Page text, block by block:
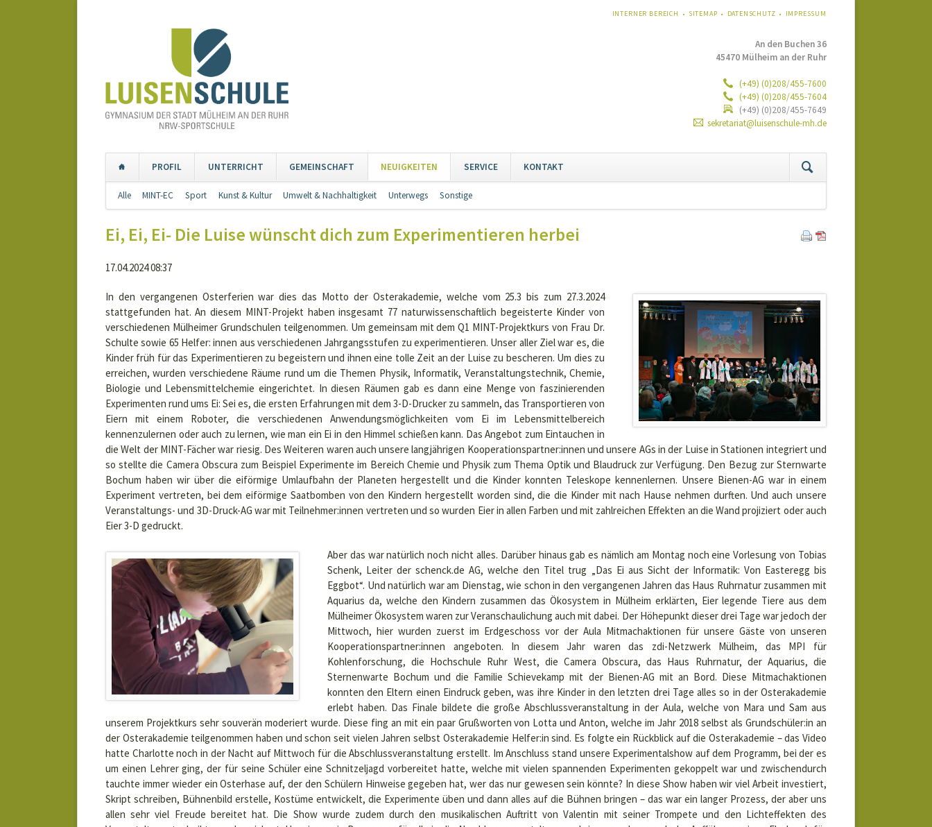
NAVIGATION
INTERNER BEREICH SITEMAP DATENSCHUTZ IMPRESSUM
An den Buchen 36
45470 Mülheim an der Ruhr
(+49) (0)208/455-7600
(+49) (0)208/455-7604
(+49) (0)208/455-7649
sekretariat@luisenschule-mh.de
überspringen
PROFIL UNTERRICHT GEMEINSCHAFT NEUIGKEITEN SERVICE KONTAKT
überspringen
Alle MINT-EC Sport Kunst & Kultur Umwelt & Nachhaltigkeit Unterwegs Sonstige
Ei, Ei, Ei- Die Luise wünscht dich zum Experimentieren herbei
17.04.2024 08:37
In den vergangenen Osterferien war dies das Motto der Osterakademie, welche vom 25.3 bis zum 27.3.2024
stattgefunden hat. An diesem MINT-Projekt haben insgesamt 77 naturwissenschaftlich begeisterte Kinder von
verschiedenen Mülheimer Grundschulen teilgenommen. Um gemeinsam mit dem Q1 MINT-Projektkurs von Frau Dr.
Schulte sowie 65 Helfer: innen aus verschiedenen Jahrgangsstufen zu experimentieren. Unser aller Ziel war es, die
Kinder früh für das Experimentieren zu begeistern und ihnen eine tolle Zeit an der Luise zu bescheren. Um dies zu
erreichen, wurden verschiedene Räume rund um die Themen Physik, Informatik, Veranstaltungstechnik, Chemie,
Biologie und Lebensmittelchemie eingerichtet. In diesen Räumen gab es dann eine Menge von faszinierenden
Experimenten rund ums Ei: Sei es, die ersten Erfahrungen mit dem 3-D-Drucker zu sammeln, das Transportieren von
Eiern mit einem Roboter, die verschiedenen Anwendungsmöglichkeiten vom Ei im Lebensmittelbereich
kennenzulernen oder auch zu lernen, wie man ein Ei in den Himmel schießen kann. Das Angebot zum Eintauchen in
die Welt der MINT-Fächer war riesig. Des Weiteren waren auch unsere langjährigen Kooperationspartner:innen und unsere AGs in der Luise in Stationen integriert und
so stellte die Camera Obscura zum Beispiel Experimente im Bereich Chemie und Physik zum Thema Optik und Blaudruck zur Verfügung. Den Bezug zur Sternwarte
Bochum haben wir über die eiförmige Umlaufbahn der Planeten hergestellt und die Kinder konnten Teleskope kennenlernen. Unsere Bienen-AG war in einem
Experiment vertreten, bei dem eiförmige Saatbomben von den Kindern hergestellt worden sind, die die Kinder mit nach Hause nehmen durften. Und auch unsere
Veranstaltungs- und 3D-Druck-AG war mit Teilnehmer:innen vertreten und so wurden Eier in allen Farben und mit zahlreichen Effekten an die Wand projiziert oder auch
Eier 3-D gedruckt.
Aber das war natürlich noch nicht alles. Darüber hinaus gab es nämlich am Montag noch eine Vorlesung von Tobias
Schenk, Leiter der schenck.de AG, welche den Titel trug „Das Ei aus Sicht der Informatik: Von Easteregg bis
Eggbot“. Und natürlich war am Dienstag, wie schon in den vergangenen Jahren das Haus Ruhrnatur zusammen mit
Aquarius da, welche den Kindern zusammen das Ökosystem in Mülheim erklärten, Eier legende Tiere aus dem
Mülheimer Ökosystem waren zur Veranschaulichung auch mit dabei. Der Höhepunkt dieser drei Tage war jedoch der
Mittwoch, hier wurden zuerst im Erdgeschoss vor der Aula Mitmachaktionen für unsere Gäste von unseren
Kooperationspartner:innen angeboten. In diesem Jahr waren das zdi-Netzwerk Mülheim, das MPI für
Kohlenforschung, die Hochschule Ruhr West, die Camera Obscura, das Haus Ruhrnatur, der Aquarius, die
Sternenwarte Bochum und die Familie Schievekamp mit der Bienen-AG mit an Bord. Diese Mitmachaktionen
konnten den Eltern einen Eindruck geben, was ihre Kinder in den letzten drei Tage alles so in der Osterakademie
erlebt haben. Das Finale bildete die große Abschlussveranstaltung in der Aula, welche von Mara und Sam aus
unserem Projektkurs sehr souverän moderiert wurde. Diese fing an mit ein paar Grußworten von Lotta und Anton, welche im Jahr 2018 selbst als Grundschüler:in an
der Osterakademie teilgenommen haben und schon seit vielen Jahren selbst Osterakademie Helfer:in sind. Es folgte ein Rückblick auf die Osterakademie – das Video
hatte Charlotte noch in der Nacht auf Mittwoch für die Abschlussveranstaltung erstellt. Im Anschluss stand unsere Experimentalshow auf dem Programm, bei der es
um einen Lehrer ging, der für seine Schüler eine Schnitzeljagd vorbereitet hatte, welche mit vielen spannenden Experimenten gekoppelt war und zwischendurch
tauchte immer wieder ein Osterhase auf, der den Schülern Hinweise gegeben hat, wer das nur gewesen sein könnte? In diese Show haben wir viel Arbeit investiert,
Skript schreiben, Bühnenbild erstelle, Kostüme entwickelt, die Experimente üben und dann alles auf die Bühnen bringen – das war ein langer Prozess, der aber uns
allen sehr viel Freude bereitet hat. Die Show wurde zudem durch den musikalischen Auftritt von Valentin mit seiner Trompete und den Lichteffekten des